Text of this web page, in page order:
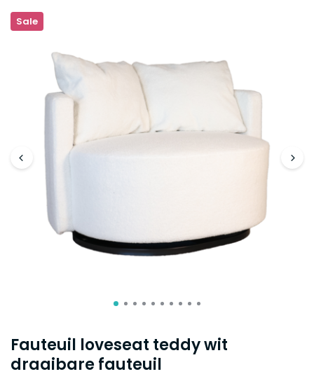
Fauteuil loveseat teddy wit
draaibare fauteuil
Sale